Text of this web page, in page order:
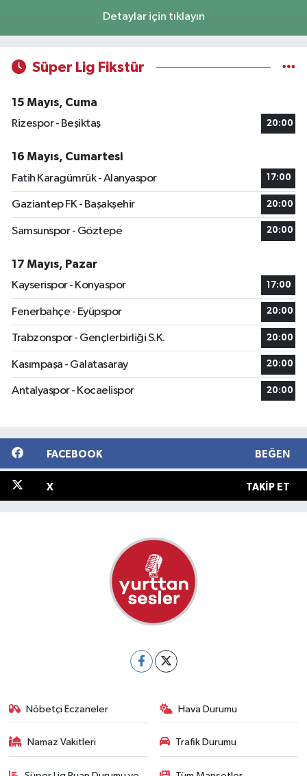
Detaylar için tıklayın
Süper Lig Fikstür
15 Mayıs, Cuma
Rizespor - Beşiktaş
20:00
16 Mayıs, Cumartesi
Fatih Karagümrük - Alanyaspor
17:00
Gaziantep FK - Başakşehir 20:00
Samsunspor - Göztepe 20:00
17 Mayıs, Pazar
Kayserispor - Konyaspor
17:00
Fenerbahçe - Eyüpspor 20:00
Trabzonspor - Gençlerbirliği S.K. 20:00
Kasımpaşa - Galatasaray 20:00
Antalyaspor - Kocaelispor 20:00
FACEBOOK BEĞEN
X TAKIP ET
Nöbetçi Eczaneler Hava Durumu
Namaz Vakitleri Trafik Durumu